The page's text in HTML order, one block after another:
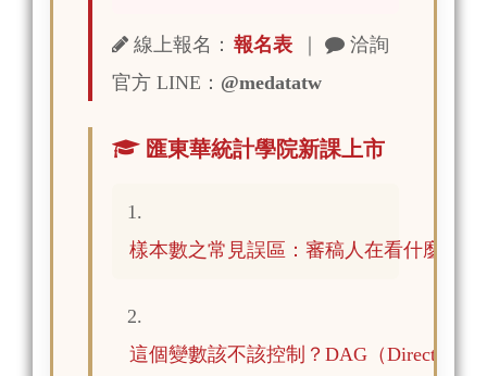
線上報名： 報名表
洽詢
官方 LINE： @medatatw
匯東華統計學院新課上市
1.
樣本數之常見誤區：審稿人在看什麼？
2.
這個變數該不該控制？DAG（Directed